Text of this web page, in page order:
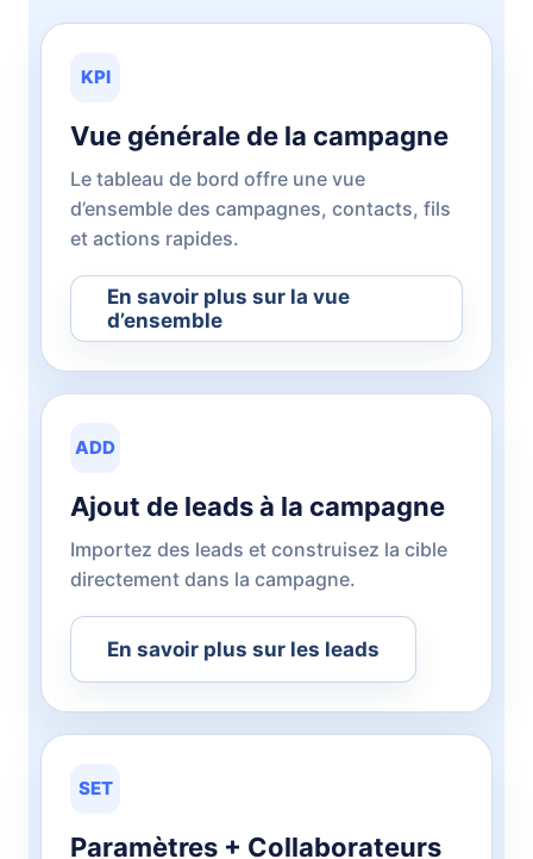
KPI
Vue générale de la campagne
Le tableau de bord offre une vue
d’ensemble des campagnes, contacts, fils
et actions rapides.
En savoir plus sur la vue
d’ensemble
ADD
Ajout de leads à la campagne
Importez des leads et construisez la cible
directement dans la campagne.
En savoir plus sur les leads
SET
Paramètres + Collaborateurs